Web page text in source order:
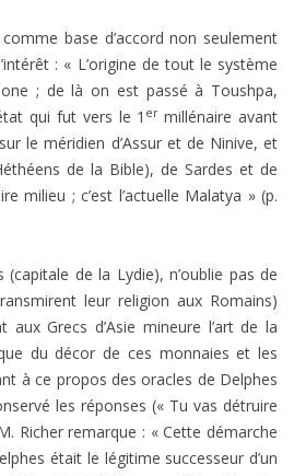
base d’accord non seulement
: « L’origine de tout le système
; de là on est passé à Toushpa,
qui fut vers le 1 ermillénaire avant
le méridien d’Assur et de Ninive, et
de la Bible), de Sardes et de
milieu ; c’est l’actuelle Malatya » (p.
de la Lydie), n’oublie pas de
leur religion aux Romains)
aux Grecs d’Asie mineure l’art de la
du décor de ces monnaies et les
à ce propos des oracles de Delphes
les réponses (« Tu vas détruire
Richer remarque : « Cette démarche
était le légitime successeur d’un